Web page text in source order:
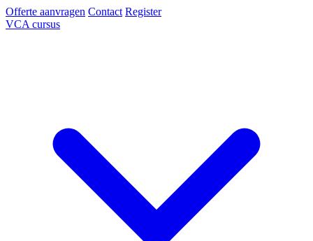
Offerte aanvragen Contact Register
VCA cursus